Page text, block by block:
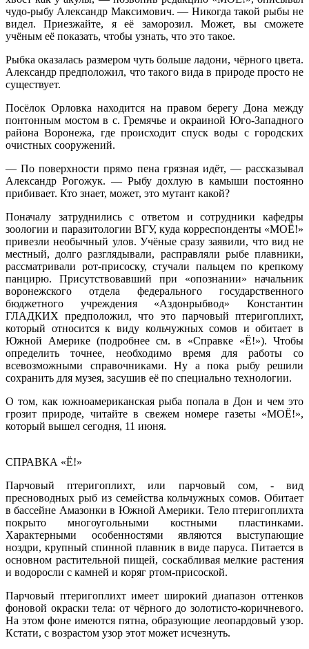
чудо-рыбу Александр Максимович. — Никогда такой рыбы не
видел. Приезжайте, я её заморозил. Может, вы сможете
учёным её показать, чтобы узнать, что это такое.
Рыбка оказалась размером чуть больше ладони, чёрного цвета.
Александр предположил, что такого вида в природе просто не
существует.
Посёлок Орловка находится на правом берегу Дона между
понтонным мостом в с. Гремячье и окраиной Юго-Западного
района Воронежа, где происходит спуск воды с городских
очистных сооружений.
— По поверхности прямо пена грязная идёт, — рассказывал
Александр Рогожук. — Рыбу дохлую в камыши постоянно
прибивает. Кто знает, может, это мутант какой?
Поначалу затруднились с ответом и сотрудники кафедры
зоологии и паразитологии ВГУ, куда корреспонденты «МОЁ!»
привезли необычный улов. Учёные сразу заявили, что вид не
местный, долго разглядывали, расправляли рыбе плавники,
рассматривали рот-присоску, стучали пальцем по крепкому
панцирю. Присутствовавший при «опознании» начальник
воронежского отдела федерального государственного
бюджетного учреждения «Аздонрыбвод» Константин
ГЛАДКИХ предположил, что это парчовый птеригоплихт,
который относится к виду кольчужных сомов и обитает в
Южной Америке (подробнее см. в «Справке «Ё!»). Чтобы
определить точнее, необходимо время для работы со
всевозможными справочниками. Ну а пока рыбу решили
сохранить для музея, засушив её по специально технологии.
О том, как южноамериканская рыба попала в Дон и чем это
грозит природе, читайте в свежем номере газеты «МОЁ!»,
который вышел сегодня, 11 июня.
СПРАВКА «Ё!»
Парчовый птеригоплихт, или парчовый сом, - вид
пресноводных рыб из семейства кольчужных сомов. Обитает
в бассейне Амазонки в Южной Америки. Тело птеригоплихта
покрыто многоугольными костными пластинками.
Характерными особенностями являются выступающие
ноздри, крупный спинной плавник в виде паруса. Питается в
основном растительной пищей, соскабливая мелкие растения
и водоросли с камней и коряг ртом-присоской.
Парчовый птеригоплихт имеет широкий диапазон оттенков
фоновой окраски тела: от чёрного до золотисто-коричневого.
На этом фоне имеются пятна, образующие леопардовый узор.
Кстати, с возрастом узор этот может исчезнуть.